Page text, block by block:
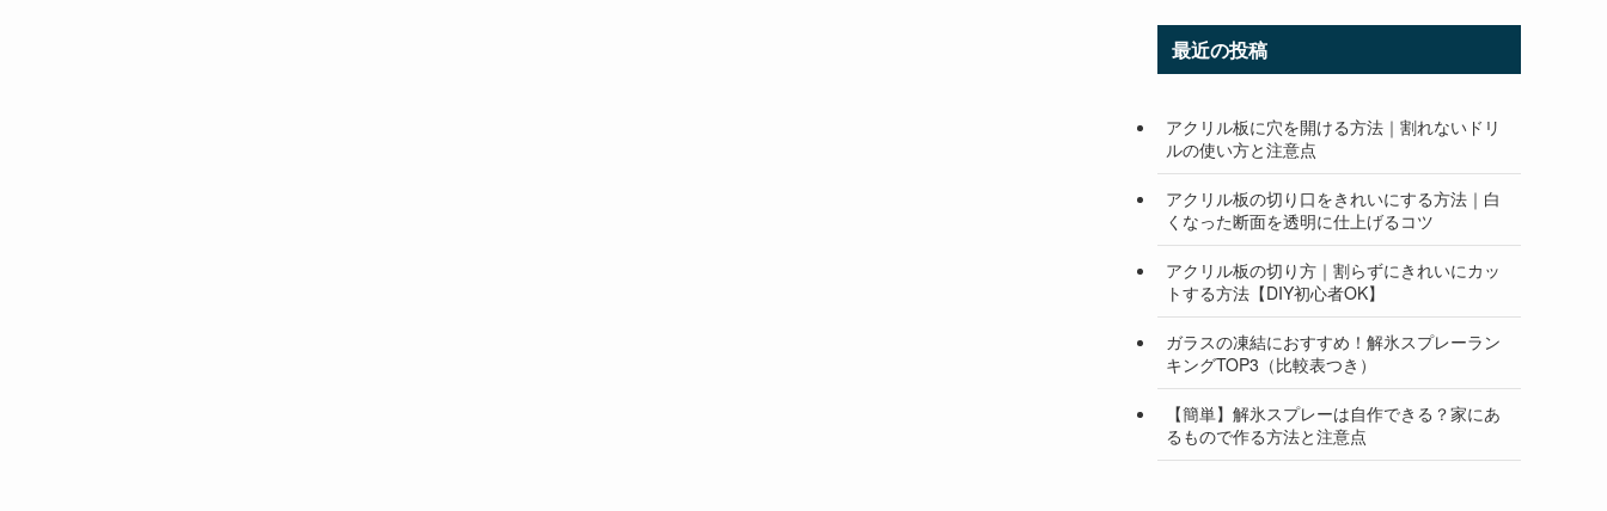
最近の投稿
アクリル板に穴を開ける方法｜割れないドリ
ルの使い方と注意点
アクリル板の切り口をきれいにする方法｜白
くなった断面を透明に仕上げるコツ
アクリル板の切り方｜割らずにきれいにカッ
トする方法【DIY初心者OK】
ガラスの凍結におすすめ！解氷スプレーラン
キングTOP3（比較表つき）
【簡単】解氷スプレーは自作できる？家にあ
るもので作る方法と注意点